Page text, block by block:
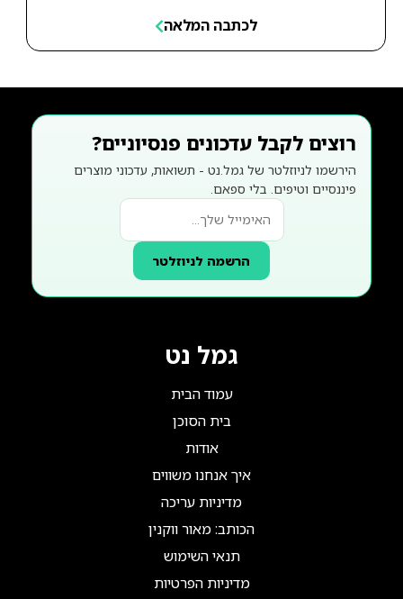
לכתבה המלאה
רוצים לקבל עדכונים פנסיוניים?
הירשמו לניוזלטר של גמל.נט - תשואות, עדכוני מוצרים
פיננסיים וטיפים. בלי ספאם.
הרשמה לניוזלטר
גמל נט
עמוד הבית
בית הסוכן
אודות
איך אנחנו משווים
מדיניות עריכה
הכותב: מאור ווקנין
תנאי השימוש
מדיניות הפרטיות